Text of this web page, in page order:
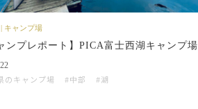
キャンプ場
ンプレポート】PICA富士西湖キャンプ場
のキャンプ場 中部 湖